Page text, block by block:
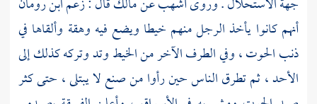
أنهم كانوا يأخذ الرجل منهم خيطا ويضع فيه وهقة وألقاها في
ذنب الحوت ، وفي الطرف الآخر من الخيط وتد وتركه كذلك إلى
الأحد ، ثم تطرق الناس حين رأوا من صنع لا يبتلى ، حتى كثر